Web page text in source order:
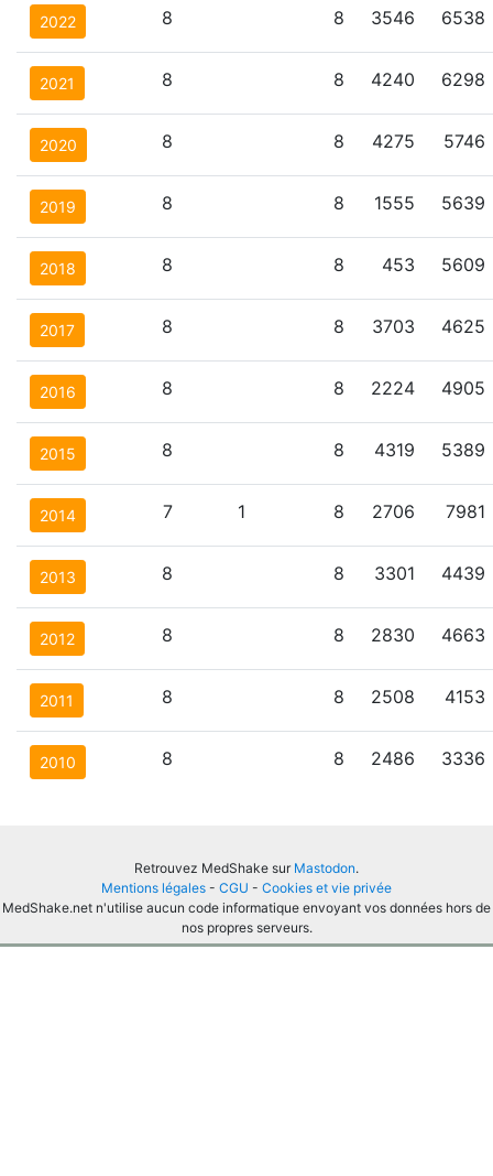
2022 8 8 3546 6538
2021 8 8 4240 6298
2020 8 8 4275 5746
2019 8 8 1555 5639
2018 8 8 453 5609
2017 8 8 3703 4625
2016 8 8 2224 4905
2015 8 8 4319 5389
2014 7 1 8 2706 7981
2013 8 8 3301 4439
2012 8 8 2830 4663
2011 8 8 2508 4153
2010 8 8 2486 3336
Retrouvez MedShake sur Mastodon.
Mentions légales - CGU - Cookies et vie privée
MedShake.net n'utilise aucun code informatique envoyant vos données hors de
nos propres serveurs.